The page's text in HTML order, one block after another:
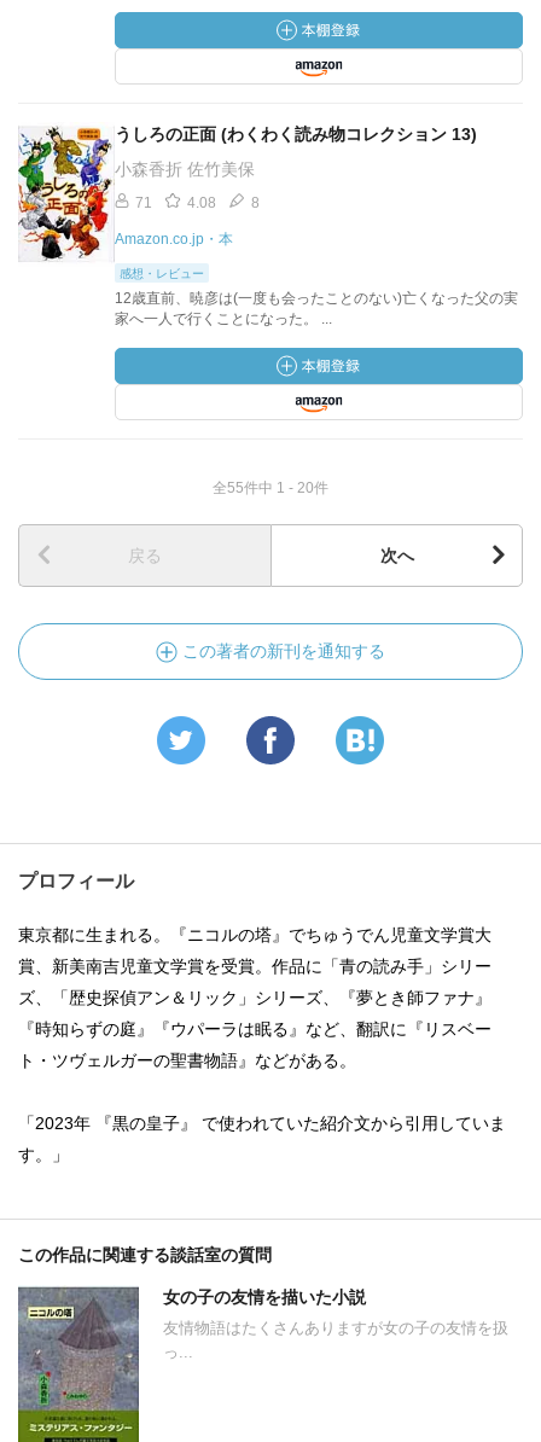
うしろの正面 (わくわく読み物コレクション 13)
小森香折 佐竹美保
71 4.08 8
Amazon.co.jp・本
感想・レビュー
12歳直前、暁彦は(一度も会ったことのない)亡くなった父の実
家へ一人で行くことになった。 ...
全55件中 1 - 20件
戻る 次へ
この著者の新刊を通知する
プロフィール
東京都に生まれる。『ニコルの塔』でちゅうでん児童文学賞大
賞、新美南吉児童文学賞を受賞。作品に「青の読み手」シリー
ズ、「歴史探偵アン＆リック」シリーズ、『夢とき師ファナ』
『時知らずの庭』『ウパーラは眠る』など、翻訳に『リスベー
ト・ツヴェルガーの聖書物語』などがある。
「2023年 『黒の皇子』 で使われていた紹介文から引用していま
す。」
この作品に関連する談話室の質問
女の子の友情を描いた小説
友情物語はたくさんありますが女の子の友情を扱
っ...